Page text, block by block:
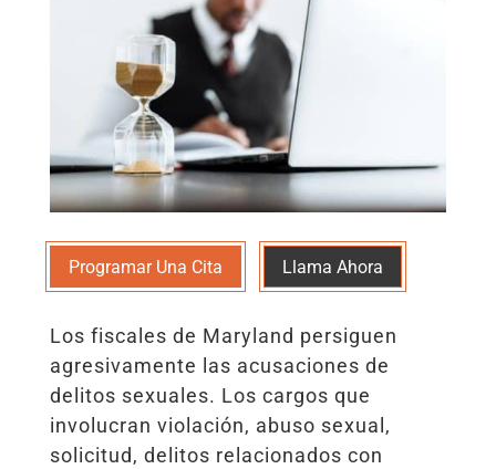
Programar Una Cita Llama Ahora
Los fiscales de Maryland persiguen
agresivamente las acusaciones de
delitos sexuales. Los cargos que
involucran violación, abuso sexual,
solicitud, delitos relacionados con